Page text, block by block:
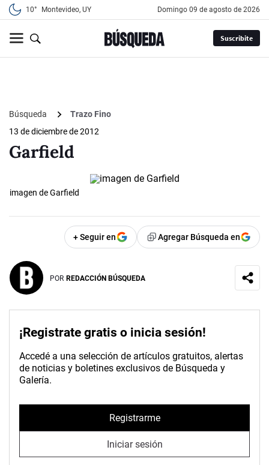
10° Montevideo, UY domingo 09 de agosto de 2026
Suscribite
Búsqueda
Trazo Fino
13 de diciembre de 2012
Garfield
imagen de Garfield
+ Seguir en Agregar Búsqueda en
POR REDACCIÓN BÚSQUEDA
¡Registrate gratis o inicia sesión!
Accedé a una selección de artículos gratuitos, alertas
de noticias y boletines exclusivos de Búsqueda y
Galería.
Registrarme
Iniciar sesión